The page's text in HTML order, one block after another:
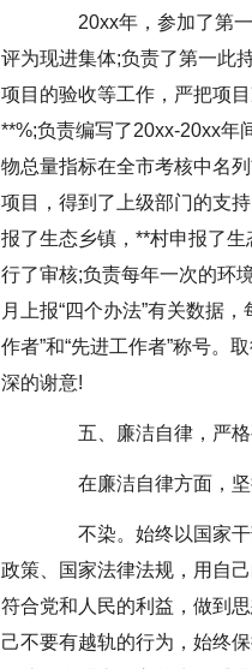
20xx年，参加了第一
评为现进集体;负责了第一此
项目的验收等工作，严把项
**%;负责编写了20xx-20xx年
物总量指标在全市考核中名
项目，得到了上级部门的支
报了生态乡镇，**村申报了
行了审核;负责每年一次的环
月上报“四个办法”有关数据
作者”和“先进工作者”称号。
深的谢意!
五、廉洁自律，严格
在廉洁自律方面，坚
不染。始终以国家干
政策、国家法律法规，用自
符合党和人民的利益，做到
己不要有越轨的行为，始终